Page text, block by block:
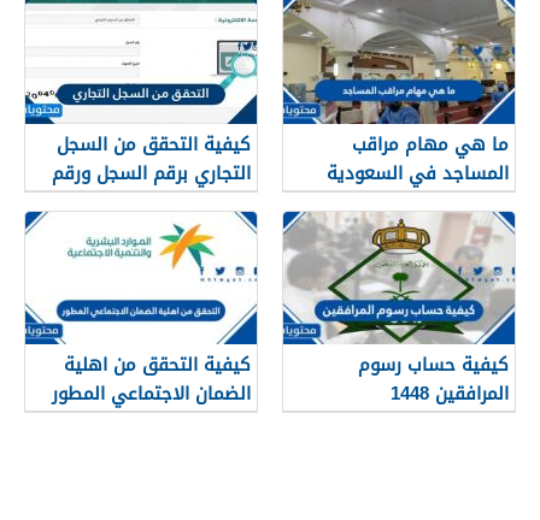
ما هي مهام مراقب
المساجد في السعودية
1448
كيفية التحقق من السجل
التجاري برقم السجل ورقم
الهوية 1448
كيفية حساب رسوم
المرافقين 1448
كيفية التحقق من اهلية
الضمان الاجتماعي المطور
1448